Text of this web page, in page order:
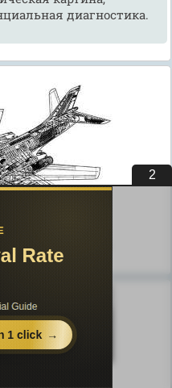
диагностика.
и механике
1